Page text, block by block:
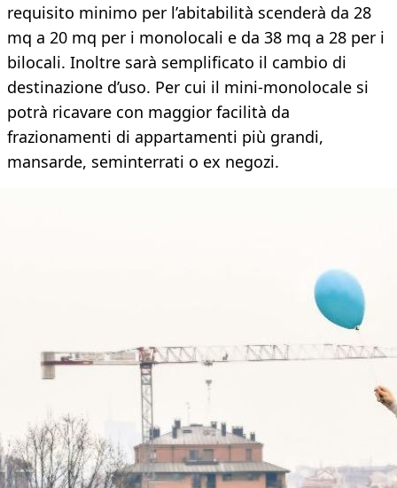
requisito minimo per l’abitabilità scenderà da 28
mq a 20 mq per i monolocali e da 38 mq a 28 per i
bilocali. Inoltre sarà semplificato il cambio di
destinazione d’uso. Per cui il mini-monolocale si
potrà ricavare con maggior facilità da
frazionamenti di appartamenti più grandi,
mansarde, seminterrati o ex negozi.